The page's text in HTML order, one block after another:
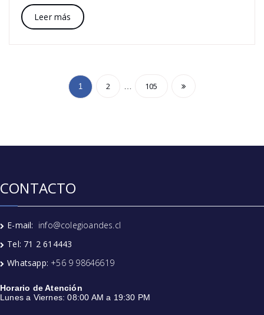
Leer más
1 2 … 105
CONTACTO
E-mail: info@colegioandes.cl
Tel: 71 2 614443
Whatsapp: +56 9 98646619
Horario de Atención
Lunes a Viernes: 08:00 AM a 19:30 PM